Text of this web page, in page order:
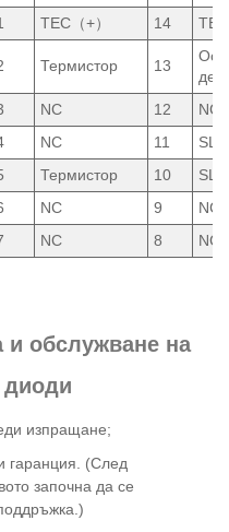
TEC（+） 14
Термистор 13
NC 12
NC
NC 11
Термистор 10
NC 9
NC
NC 8 NC
и обслужване на
диоди
изпращане;
гаранция. (След
започна да се